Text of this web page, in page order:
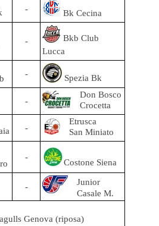
- Bk Cecina
-
Bkb Club
Lucca
- Spezia Bk
-
Don Bosco
Crocetta
-
Etrusca
San Miniato
-
Costone Siena
-
Junior
Casale M.
Genova (riposa)